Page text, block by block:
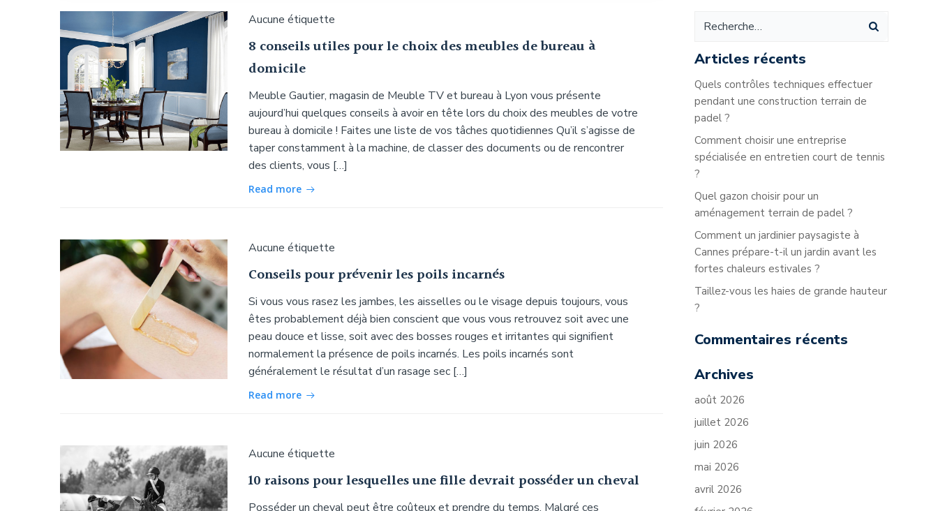
Aucune étiquette
8 conseils utiles pour le choix des meubles de bureau à
domicile
Meuble Gautier, magasin de Meuble TV et bureau à Lyon vous présente
aujourd’hui quelques conseils à avoir en tête lors du choix des meubles de votre
bureau à domicile ! Faites une liste de vos tâches quotidiennes Qu’il s’agisse de
taper constamment à la machine, de classer des documents ou de rencontrer
des clients, vous […]
Read more
Aucune étiquette
Conseils pour prévenir les poils incarnés
Si vous vous rasez les jambes, les aisselles ou le visage depuis toujours, vous
êtes probablement déjà bien conscient que vous vous retrouvez soit avec une
peau douce et lisse, soit avec des bosses rouges et irritantes qui signifient
normalement la présence de poils incarnés. Les poils incarnés sont
généralement le résultat d’un rasage sec […]
Read more
Aucune étiquette
10 raisons pour lesquelles une fille devrait posséder un cheval
Posséder un cheval peut être coûteux et prendre du temps. Malgré ces
Articles récents
Quels contrôles techniques effectuer
pendant une construction terrain de
padel ?
Comment choisir une entreprise
spécialisée en entretien court de tennis
?
Quel gazon choisir pour un
aménagement terrain de padel ?
Comment un jardinier paysagiste à
Cannes prépare-t-il un jardin avant les
fortes chaleurs estivales ?
Taillez-vous les haies de grande hauteur
?
Commentaires récents
Archives
août 2026
juillet 2026
juin 2026
mai 2026
avril 2026